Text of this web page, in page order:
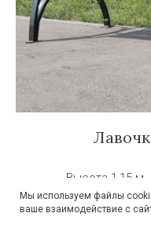
Высота 1,15 м,
Мы используем файлы
ваше взаимодействие с